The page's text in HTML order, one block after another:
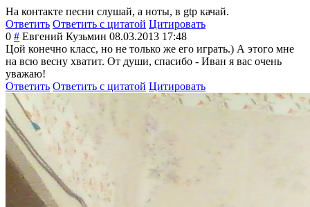
На контакте песни слушай, а ноты, в gtp качай.
Ответить Ответить с цитатой Цитировать
0 # Евгений Кузьмин 08.03.2013 17:48
Цой конечно класс, но не только же его играть.) А этого мне
на всю весну хватит. От души, спасибо - Иван я вас очень
уважаю!
Ответить Ответить с цитатой Цитировать